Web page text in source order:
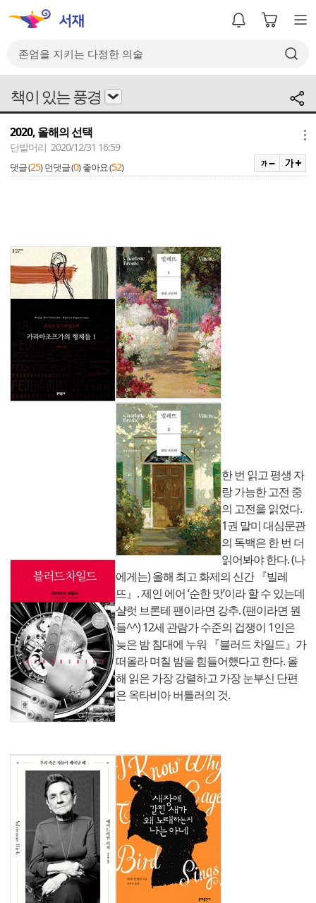
책이 있는 풍경
2020, 올해의 선택
단발머리 2020/12/31 16:59
댓글 (25) 먼댓글 (0) 좋아요 (52)
한 번 읽고 평생 자
랑 가능한 고전 중
의 고전을 읽었다.
1권 말미 대심문관
의 독백은 한 번 더
읽어봐야 한다. (나
에게는) 올해 최고 화제의 신간 『빌레
뜨』. 제인 에어 ‘순한 맛’이라 할 수 있는데
샬럿 브론테 팬이라면 강추. (팬이라면 뭔
들^^) 12세 관람가 수준의 겁쟁이 1인은
늦은 밤 침대에 누워 『블러드 차일드』가
떠올라 며칠 밤을 힘들어했다고 한다. 올
해 읽은 가장 강렬하고 가장 눈부신 단편
은 옥타비아 버틀러의 것.